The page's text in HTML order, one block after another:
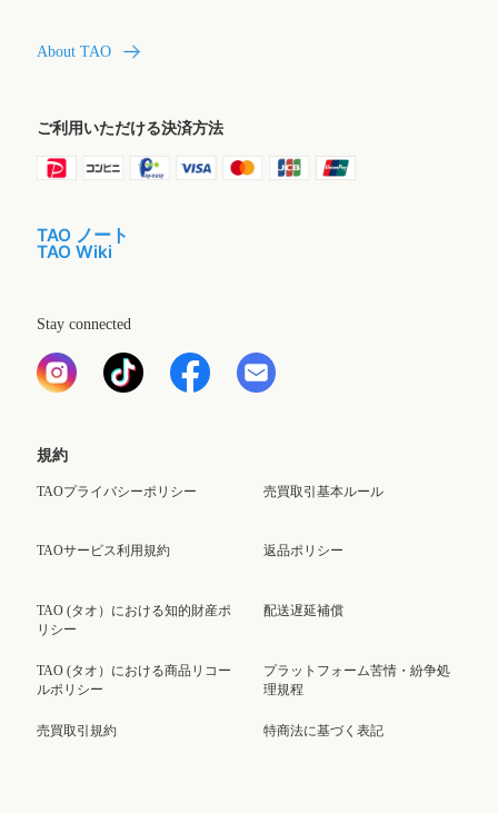
About TAO
ご利用いただける決済方法
TAO ノート
TAO Wiki
Stay connected
規約
TAOプライバシーポリシー
TAOサービス利用規約
TAO (タオ）における知的財産ポ
リシー
TAO (タオ）における商品リコー
ルポリシー
売買取引規約
売買取引基本ルール
返品ポリシー
配送遅延補償
プラットフォーム苦情・紛争処
理規程
特商法に基づく表記